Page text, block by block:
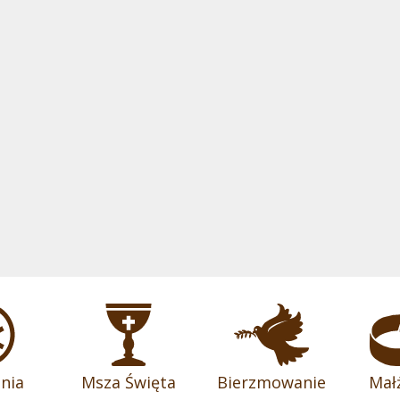
Msza Święta Bierzmowanie